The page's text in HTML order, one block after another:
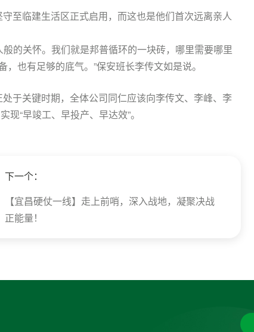
至临建生活区正式启用，而这也是他们首次远离亲人
的关怀。我们就是邦普循环的一块砖，哪里需要哪里
也有足够的底气。”保安班长李传文如是说。
于关键时期，全体公司同仁应该向李传文、李峰、李
“早竣工、早投产、早达效”。
下一个：
【宜昌硬仗一线】走上前哨，深入战地，凝聚决战
正能量！